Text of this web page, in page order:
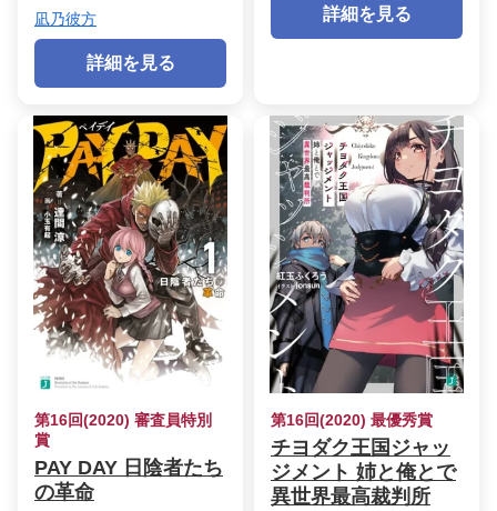
凪乃彼方
詳細を見る
詳細を見る
第16回(2020) 審査員特別
賞
PAY DAY 日陰者たち
の革命
第16回(2020) 最優秀賞
チヨダク王国ジャッ
ジメント 姉と俺とで
異世界最高裁判所